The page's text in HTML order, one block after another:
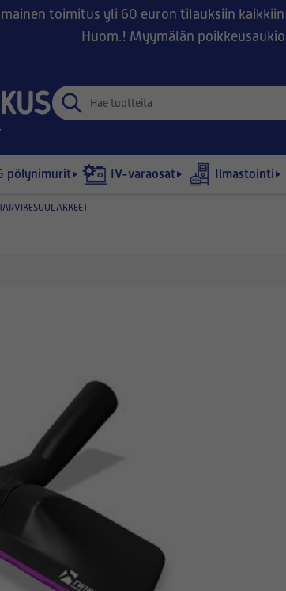
toimitus yli 60 euron tilauksiin
Huom.! Myymälän
pölynimurit IV-varaosat Ilmastointi